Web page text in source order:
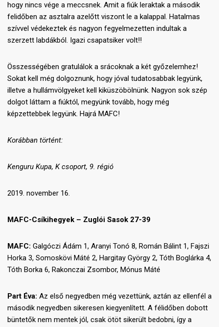
hogy nincs vége a meccsnek. Amit a fiúk leraktak a második
felidőben az asztalra azelőtt viszont le a kalappal. Hatalmas
szívvel védekeztek és nagyon fegyelmezetten indultak a
szerzett labdákból. Igazi csapatsiker volt!!
Összességében gratulálok a srácoknak a két győzelemhez!
Sokat kell még dolgoznunk, hogy jóval tudatosabbak legyünk,
illetve a hullámvölgyeket kell kiküszöbölnünk. Nagyon sok szép
dolgot láttam a fiúktól, megyünk tovább, hogy még
képzettebbek legyünk. Hajrá MAFC!
Korábban történt:
Kenguru Kupa, K csoport, 9. régió
2019. november 16.
MAFC-Csíkihegyek – Zuglói Sasok 27-39
MAFC: Galgóczi Ádám 1, Aranyi Tonó 8, Román Bálint 1, Fajszi
Horka 3, Somoskövi Máté 2, Hargitay György 2, Tóth Boglárka 4,
Tóth Borka 6, Rakonczai Zsombor, Mónus Máté
Part Éva: Az első negyedben még vezettünk, aztán az ellenfél a
második negyedben sikeresen kiegyenlített. A félidőben dobott
büntetők nem mentek jól, csak ötöt sikerült bedobni, így a